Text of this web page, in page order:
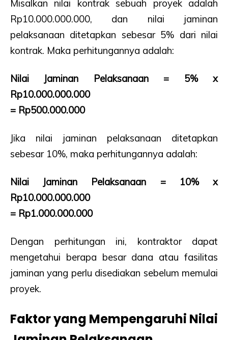
Misalkan nilai kontrak sebuah proyek adalah
Rp10.000.000.000, dan nilai jaminan
pelaksanaan ditetapkan sebesar 5% dari nilai
kontrak. Maka perhitungannya adalah:
Nilai Jaminan Pelaksanaan = 5% x
Rp10.000.000.000
= Rp500.000.000
Jika nilai jaminan pelaksanaan ditetapkan
sebesar 10%, maka perhitungannya adalah:
Nilai Jaminan Pelaksanaan = 10% x
Rp10.000.000.000
= Rp1.000.000.000
Dengan perhitungan ini, kontraktor dapat
mengetahui berapa besar dana atau fasilitas
jaminan yang perlu disediakan sebelum memulai
proyek.
Faktor yang Mempengaruhi Nilai